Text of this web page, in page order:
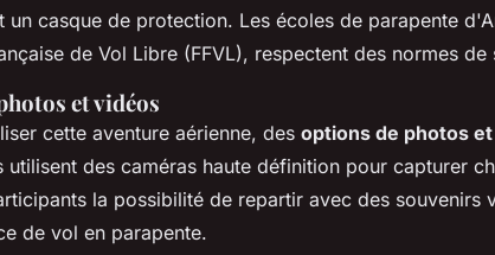
un casque de protection. Les écoles de parapente
de Vol Libre (FFVL), respectent des normes
et vidéos
cette aventure aérienne, des options de photos
utilisent des caméras haute définition pour capturer
la possibilité de repartir avec des souvenirs
de vol en parapente.